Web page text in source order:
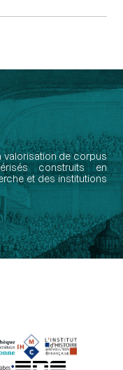
valorisation de corpus
construits en
et des institutions